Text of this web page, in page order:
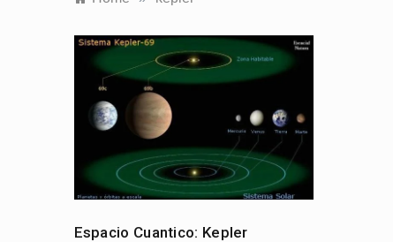
Espacio Cuantico: Kepler